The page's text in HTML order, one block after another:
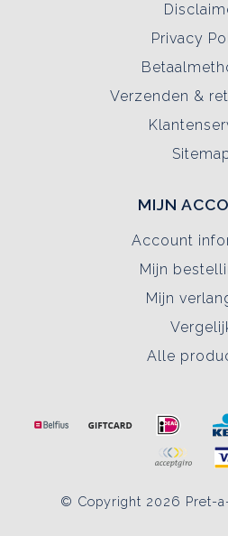
Privacy
Verzenden &
MIJN
Account
Mijn
Mijn
Alle
© Copyright 2026 Pret-